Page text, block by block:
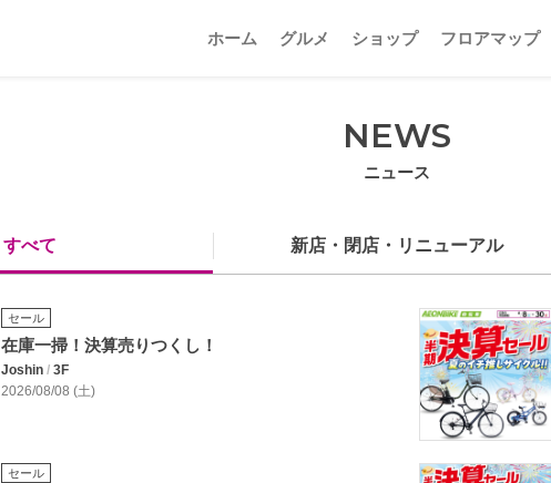
ホーム グルメ ショップ フロアマップ
NEWS
ニュース
すべて 新店・閉店・リニューアル
セール
在庫一掃！決算売りつくし！
Joshin / 3F
2026/08/08 (土)
セール